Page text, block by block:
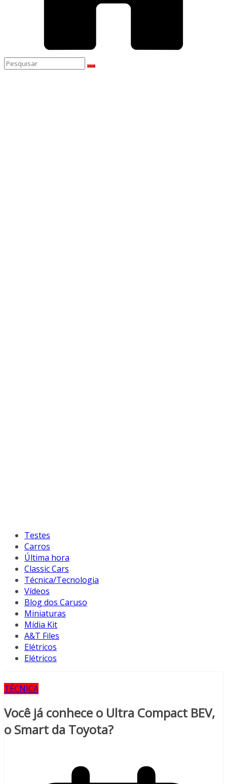
Testes
Carros
Última hora
Classic Cars
Técnica/Tecnologia
Vídeos
Blog dos Caruso
Miniaturas
Mídia Kit
A&T Files
Elétricos
Elétricos
TÉCNICA
Você já conhece o Ultra Compact BEV,
o Smart da Toyota?